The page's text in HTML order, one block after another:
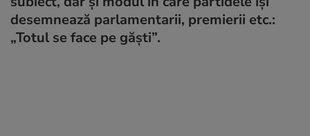
desemnează parlamentarii, premierii etc.:
„Totul se face pe găști”.